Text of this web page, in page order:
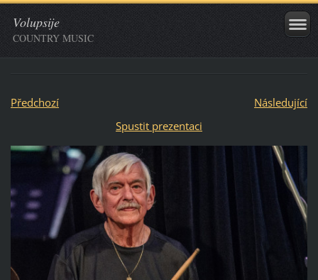
Volupsije
COUNTRY MUSIC
Předchozí
Následující
Spustit prezentaci